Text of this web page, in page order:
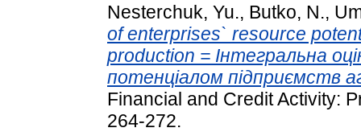
Nesterchuk, Yu., Butko, N.,
of enterprises` resource
production = Інтегральна
потенціалом підприємств
Financial and Credit Activity:
264-272.